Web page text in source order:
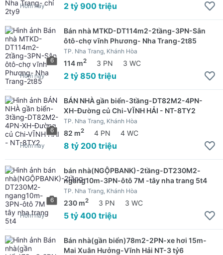
2 tỷ 900 triệu
Hôm nay
6
Bán nhà MTKD-DT114m2-2tầng-3PN-Sân
ôtô-chợ vĩnh Phương- Nha Trang-2t85
TP. Nha Trang, Khánh Hòa
114 m2 3 PN 3 WC
2 tỷ 850 triệu
Hôm nay
6
BÁN NHÀ gần biển-3tầng-DT82M2-4PN-
XH-Đường củ Chi-VĨNH HẢI - NT-8TY2
TP. Nha Trang, Khánh Hòa
82 m2 4 PN 4 WC
8 tỷ 200 triệu
Hôm nay
6
bán nhà(NGỘPBANK)-2tầng-DT230M2-
ngang10m-3PN-ôtô 7M -tây nha trang 5t4
TP. Nha Trang, Khánh Hòa
230 m2 3 PN 3 WC
5 tỷ 400 triệu
Hôm nay
Bán nhà(gần biển)78m2-2PN-xe hơi 15m-
Mai Xuân Hưởng-Vĩnh Hải NT-3 tỷ6